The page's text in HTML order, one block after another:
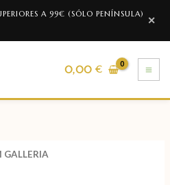
A 99€ (SÓLO PENÍNSULA)
✕
0,00€
GALLERIA